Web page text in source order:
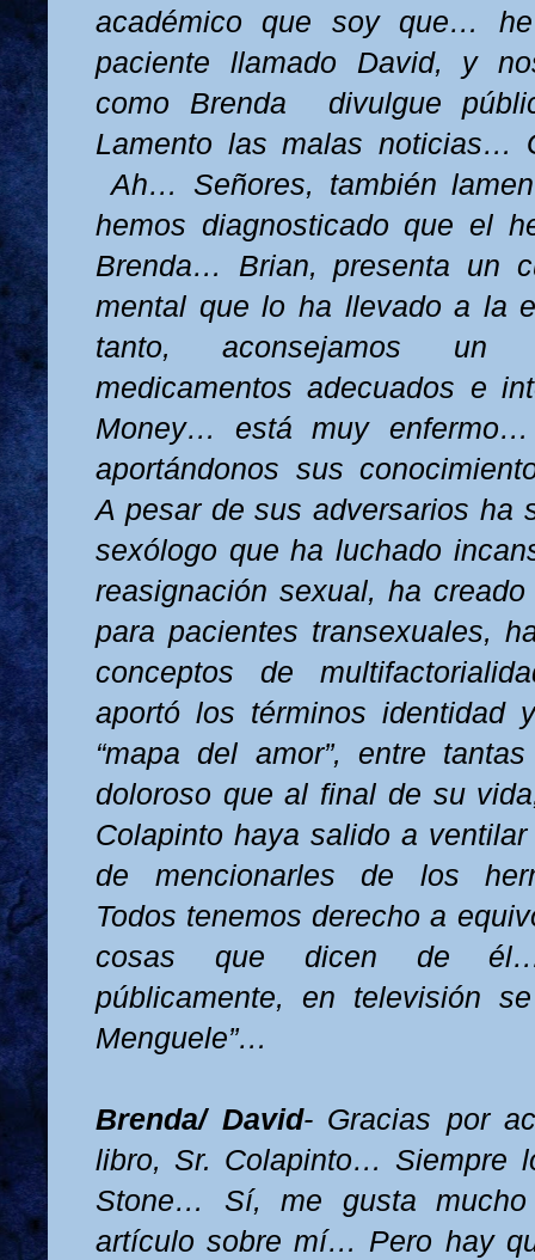
académico que soy que…
paciente llamado David, y
como Brenda
divulgue
Lamento las malas noticias…
Ah… Señores, también
hemos diagnosticado que el
Brenda… Brian, presenta un
mental que lo ha llevado a la
tanto, aconsejamos un
medicamentos adecuados e
Money… está muy
aportándonos sus
A pesar de sus adversarios ha
sexólogo que ha luchado
reasignación sexual, ha
para pacientes transexuales,
conceptos de
aportó los términos identidad
“mapa del amor”, entre
doloroso que al final de su
Colapinto haya salido a
de mencionarles de los
Todos tenemos derecho a
cosas que dicen de
públicamente, en televisión
Menguele”…
Brenda/ David- Gracias por
libro, Sr. Colapinto… Siempre
Stone… Sí, me gusta
artículo sobre mí… Pero hay